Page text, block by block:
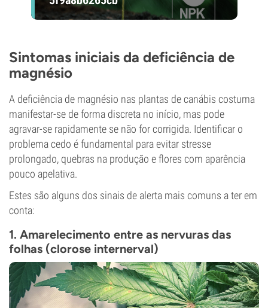
Sintomas iniciais da deficiência de
magnésio
A deficiência de magnésio nas plantas de canábis costuma
manifestar-se de forma discreta no início, mas pode
agravar-se rapidamente se não for corrigida. Identificar o
problema cedo é fundamental para evitar stresse
prolongado, quebras na produção e flores com aparência
pouco apelativa.
Estes são alguns dos sinais de alerta mais comuns a ter em
conta:
1. Amarelecimento entre as nervuras das
folhas (clorose internerval)